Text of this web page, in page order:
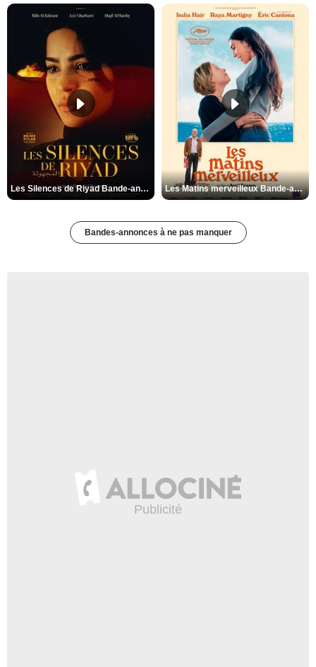
Les Silences de Riyad Bande-annonce VO STFR Les Matins merveilleux Bande-annonce VF
Bandes-annonces à ne pas manquer